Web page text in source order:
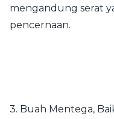
mengandung serat
pencernaan.
3. Buah Mentega,